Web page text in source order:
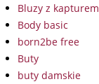
Bluzy z kapturem
Body basic
born2be free
Buty
buty damskie